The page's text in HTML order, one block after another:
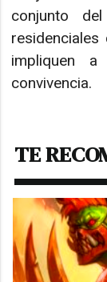
conjunto
impliquen
convivencia.
TE